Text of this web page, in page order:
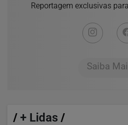
Reportagem exclusivas
Saiba
/ + Lidas /